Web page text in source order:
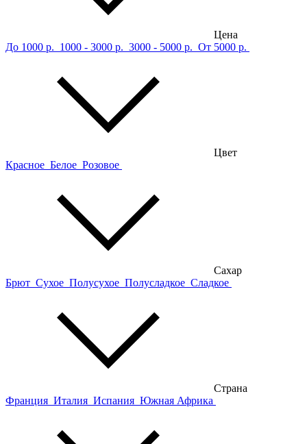
Цена
До 1000 р. 1000 - 3000 р. 3000 - 5000 р. От 5000 р.
Цвет
Красное Белое Розовое
Сахар
Брют Сухое Полусухое Полусладкое Сладкое
Страна
Франция Италия Испания Южная Африка